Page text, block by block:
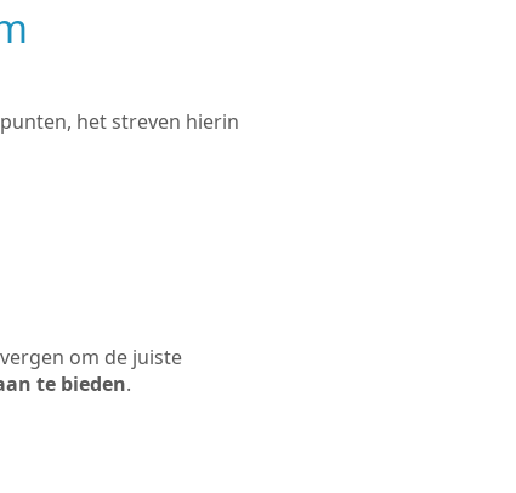
het streven hierin
om de juiste
te bieden.